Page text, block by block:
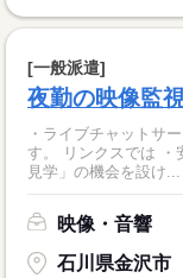
[一般派遣]
夜勤の映像監
・ライブチャットサ
す。 リンクスでは ・安心してお仕事をしていただくために 「職場
見学」の機会を設け...
映像・音響
石川県金沢市